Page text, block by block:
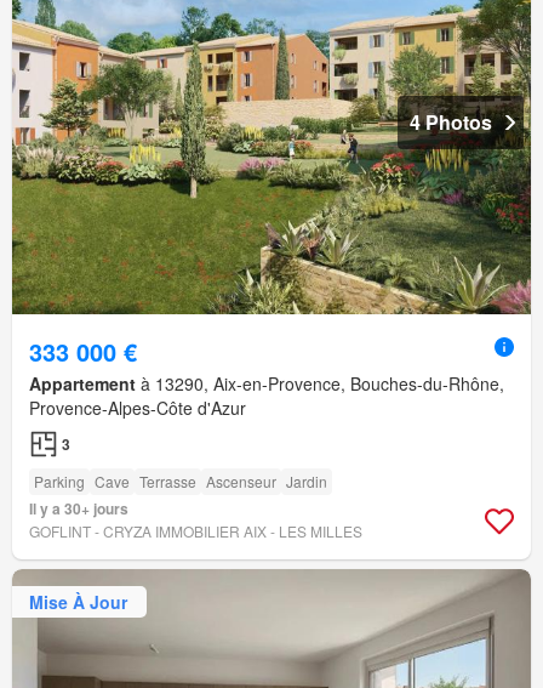
4 Photos
333 000 €
Appartement à 13290, Aix-en-Provence, Bouches-du-Rhône,
Provence-Alpes-Côte d'Azur
3
Parking Cave Terrasse Ascenseur Jardin
Il y a 30+ jours
GOFLINT - CRYZA IMMOBILIER AIX - LES MILLES
Mise À Jour